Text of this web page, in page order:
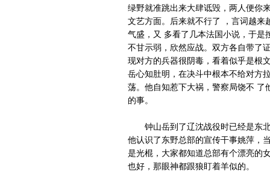
绿野就准跳出来大肆诋毁，两人便你
文艺方面。后来就不行了 ，言词越
气盛，又 多看了几本法国小说，于
不甘示弱，欣然应战。双方各自带了
现对方的兵器很阴毒，看着似乎是根
岳心知肚明，在决斗中根本不给对方
荡。他自知惹下大祸，警察局饶不 了
的事。
钟山岳到了辽沈战役时已经是东北
他认识了东野总部的宣传干事姚萍，
是光棍，大家都知道总部有个漂亮的
也好，那眼神都跟狼盯着羊似的。